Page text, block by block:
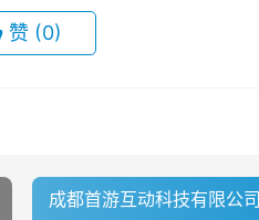
赞 (0)
成都首游互动科技有限公司